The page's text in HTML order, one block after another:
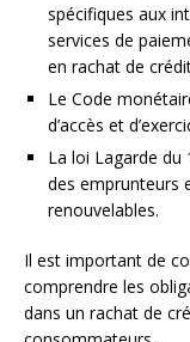
spécifiques aux
services de
en rachat de
Le Code
d’accès et
La loi Lagarde
des emprunteurs
renouvelables.
Il est important de
comprendre les
dans un rachat de